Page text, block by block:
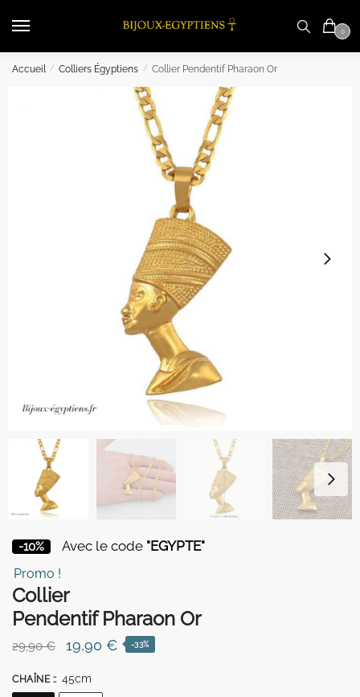
0
Accueil / Colliers Égyptiens / Collier Pendentif Pharaon Or
-10% Avec le code "EGYPTE"
Promo !
Collier
Pendentif Pharaon Or
29,90€
Le
initial
19,90 €Le-33%
CHAÎNE :: 45cm